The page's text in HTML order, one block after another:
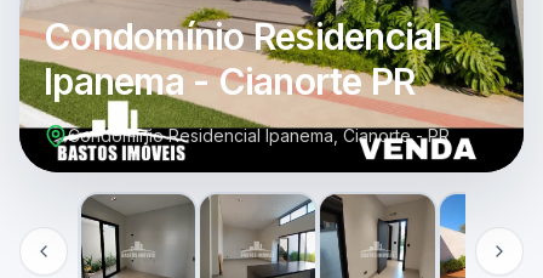
Condomínio Residencial
Ipanema - Cianorte PR
Condomínio Residencial Ipanema, Cianorte - PR